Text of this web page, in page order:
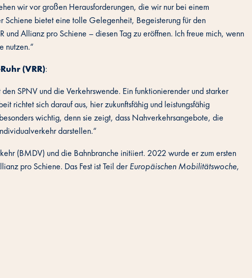
wir vor großen Herausforderungen, die wir nur bei einem
Schiene bietet eine tolle Gelegenheit, Begeisterung für den
und Allianz pro Schiene – diesen Tag zu eröffnen. Ich freue mich, wenn
nutzen.“
(VRR):
SPNV und die Verkehrswende. Ein funktionierender und starker
richtet sich darauf aus, hier zukunftsfähig und leistungsfähig
wichtig, denn sie zeigt, dass Nahverkehrsangebote, die
darstellen.“
(BMDV) und die Bahnbranche initiiert. 2022 wurde er zum ersten
pro Schiene. Das Fest ist Teil derEuropäischen Mobilitätswoche,